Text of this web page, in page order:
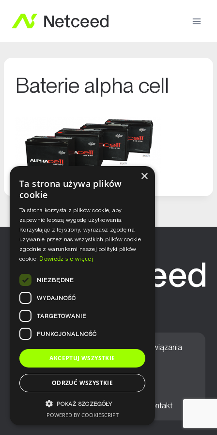
Baterie alpha cell
Home Nasze podejście Rozwiązania
Usługi Aktualności
Ogólne warunki sprzedaży Kontakt
×
Ta strona używa plików
cookie
Ta strona korzysta z plików cookie, aby
zapewnić lepszą wygodę użytkowania.
Korzystając z tej strony, wyrażasz zgodę na
używanie przez nas wszystkich plików cookie
zgodnie z warunkami naszej polityki plików
cookie. Dowiedz się więcej
NIEZBĘDNE
WYDAJNOŚĆ
TARGETOWANIE
FUNKCJONALNOŚĆ
AKCEPTUJ WSZYSTKIE
ODRZUĆ WSZYSTKIE
POKAŻ SZCZEGÓŁY
POWERED BY COOKIESCRIPT